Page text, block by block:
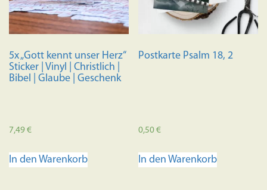
5x „Gott kennt unser Herz“
Sticker | Vinyl | Christlich |
Bibel | Glaube | Geschenk
7,49€
In den Warenkorb
Postkarte Psalm 18, 2
0,50€
In den Warenkorb